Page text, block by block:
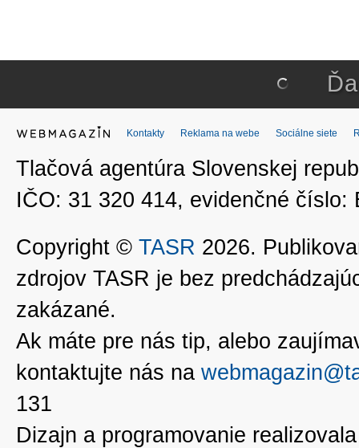
Kontakty Reklama na webe Sociálne siete
Tlačová agentúra Slovenskej
IČO: 31 320 414, evidenčné číslo:
Copyright © TASR 2026.
zdrojov TASR je bez
zakázané.
Ak máte pre nás tip, alebo
kontaktujte nás na
131
Dizajn a programovanie